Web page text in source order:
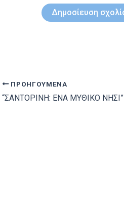
ΠΡΟΗΓΟΎΜΕΝΑ
“ΣΑΝΤΟΡΙΝΗ: ΕΝΑ ΜΥΘΙΚΟ ΝΗΣΙ”